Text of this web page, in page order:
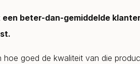
een beter-dan-gemiddelde
goed de kwaliteit van die